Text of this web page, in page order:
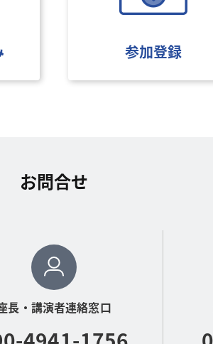
参加登録
お問合せ
長・講演者連絡窓口